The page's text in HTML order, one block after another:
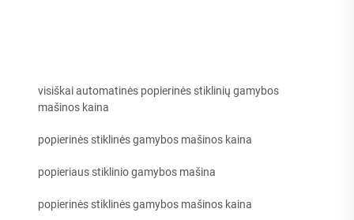
visiškai automatinės popierinės stiklinių gamybos
mašinos kaina
popierinės stiklinės gamybos mašinos kaina
popieriaus stiklinio gamybos mašina
popierinės stiklinės gamybos mašinos kaina